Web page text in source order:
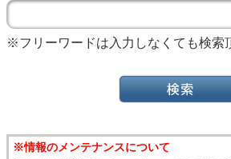
※フリーワードは入力しなくても検索
※情報のメンテナンスについて